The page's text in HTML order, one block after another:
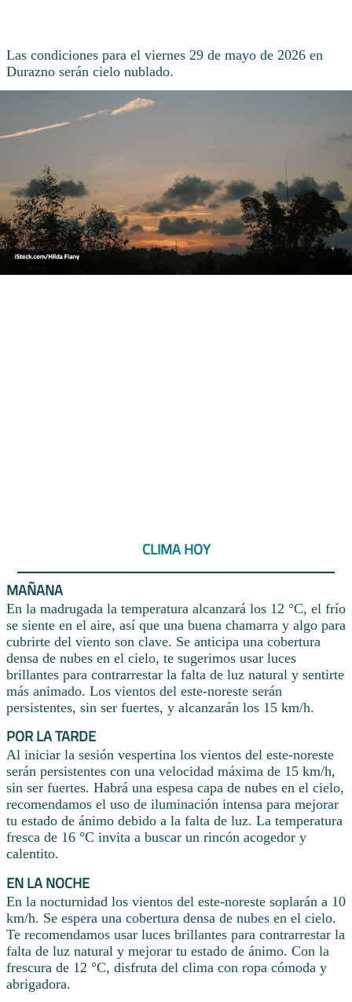
Las condiciones para el viernes 29 de mayo de 2026 en
Durazno serán cielo nublado.
CLIMA HOY
MAÑANA
En la madrugada la temperatura alcanzará los 12 °C, el frío
se siente en el aire, así que una buena chamarra y algo para
cubrirte del viento son clave. Se anticipa una cobertura
densa de nubes en el cielo, te sugerimos usar luces
brillantes para contrarrestar la falta de luz natural y sentirte
más animado. Los vientos del este-noreste serán
persistentes, sin ser fuertes, y alcanzarán los 15 km/h.
POR LA TARDE
Al iniciar la sesión vespertina los vientos del este-noreste
serán persistentes con una velocidad máxima de 15 km/h,
sin ser fuertes. Habrá una espesa capa de nubes en el cielo,
recomendamos el uso de iluminación intensa para mejorar
tu estado de ánimo debido a la falta de luz. La temperatura
fresca de 16 °C invita a buscar un rincón acogedor y
calentito.
EN LA NOCHE
En la nocturnidad los vientos del este-noreste soplarán a 10
km/h. Se espera una cobertura densa de nubes en el cielo.
Te recomendamos usar luces brillantes para contrarrestar la
falta de luz natural y mejorar tu estado de ánimo. Con la
frescura de 12 °C, disfruta del clima con ropa cómoda y
abrigadora.